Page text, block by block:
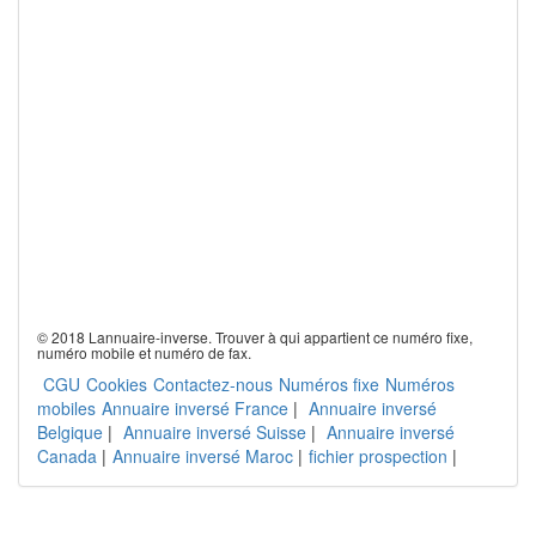
© 2018 Lannuaire-inverse. Trouver à qui appartient ce numéro fixe,
numéro mobile et numéro de fax.
CGU Cookies Contactez-nous Numéros fixe Numéros
mobiles Annuaire inversé France | Annuaire inversé
Belgique | Annuaire inversé Suisse | Annuaire inversé
Canada | Annuaire inversé Maroc | fichier prospection |